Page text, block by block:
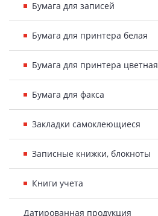
Бумага для записей
Бумага для принтера белая
Бумага для принтера цветная
Бумага для факса
Закладки самоклеющиеся
Записные книжки, блокноты
Книги учета
Датированная продукция